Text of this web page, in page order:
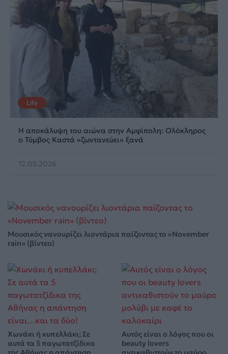
Life
Η αποκάλυψη του αιώνα στην Αμφίπολη: Ολόκληρος
ο Τύμβος Καστά «ζωντανεύει» ξανά
12.05.2026
Μουσικός νανουρίζει λιοντάρια παίζοντας το «November
rain» (βίντεο)
Χωνάκι ή κυπελλάκι; Σε
αυτά τα 5 παγωτατζίδικα
Αυτός είναι ο λόγος που οι
beauty lovers